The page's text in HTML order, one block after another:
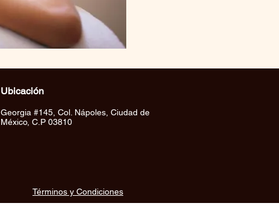
Ubicación
Georgia #145, Col. Nápoles, Ciudad de
México, C.P 03810
Términos y Condiciones